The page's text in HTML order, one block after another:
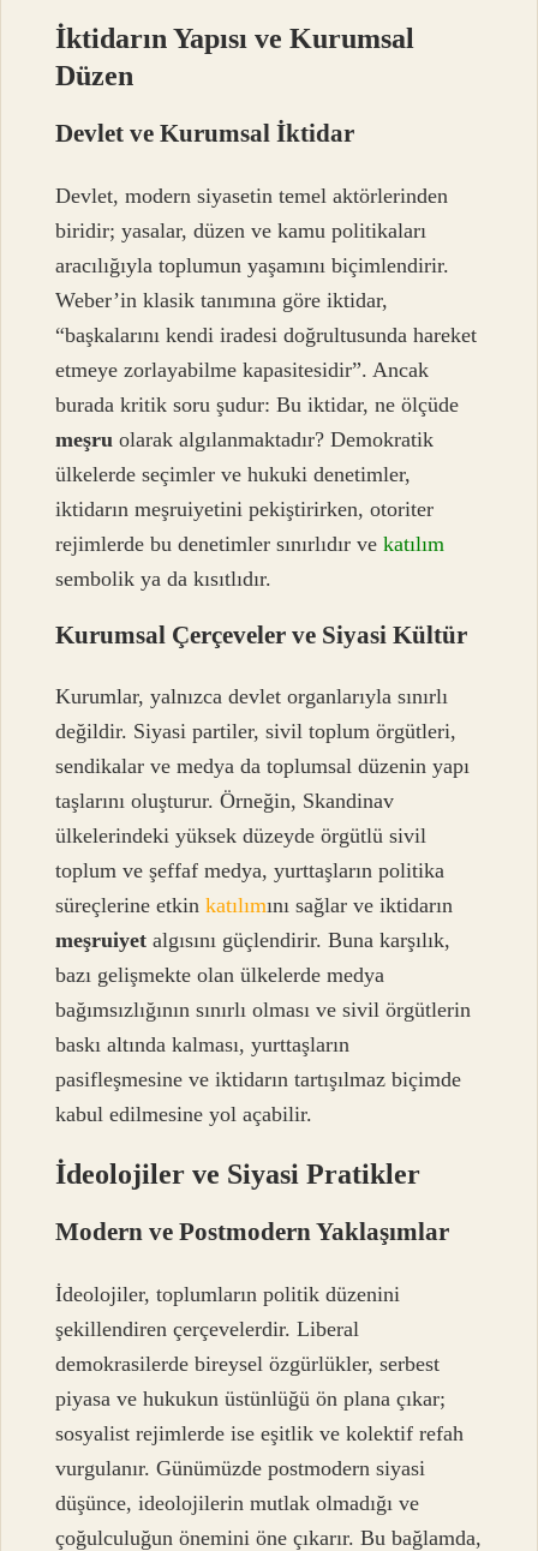
İktidarın Yapısı ve Kurumsal
Düzen
Devlet ve Kurumsal İktidar
Devlet, modern siyasetin temel aktörlerinden
biridir; yasalar, düzen ve kamu politikaları
aracılığıyla toplumun yaşamını biçimlendirir.
Weber’in klasik tanımına göre iktidar,
“başkalarını kendi iradesi doğrultusunda hareket
etmeye zorlayabilme kapasitesidir”. Ancak
burada kritik soru şudur: Bu iktidar, ne ölçüde
meşru olarak algılanmaktadır? Demokratik
ülkelerde seçimler ve hukuki denetimler,
iktidarın meşruiyetini pekiştirirken, otoriter
rejimlerde bu denetimler sınırlıdır vekatılım
sembolik ya da kısıtlıdır.
Kurumsal Çerçeveler ve Siyasi Kültür
Kurumlar, yalnızca devlet organlarıyla sınırlı
değildir. Siyasi partiler, sivil toplum örgütleri,
sendikalar ve medya da toplumsal düzenin yapı
taşlarını oluşturur. Örneğin, Skandinav
ülkelerindeki yüksek düzeyde örgütlü sivil
toplum ve şeffaf medya, yurttaşların politika
süreçlerine etkinkatılımını sağlar ve iktidarın
meşruiyet algısını güçlendirir. Buna karşılık,
bazı gelişmekte olan ülkelerde medya
bağımsızlığının sınırlı olması ve sivil örgütlerin
baskı altında kalması, yurttaşların
pasifleşmesine ve iktidarın tartışılmaz biçimde
kabul edilmesine yol açabilir.
İdeolojiler ve Siyasi Pratikler
Modern ve Postmodern Yaklaşımlar
İdeolojiler, toplumların politik düzenini
şekillendiren çerçevelerdir. Liberal
demokrasilerde bireysel özgürlükler, serbest
piyasa ve hukukun üstünlüğü ön plana çıkar;
sosyalist rejimlerde ise eşitlik ve kolektif refah
vurgulanır. Günümüzde postmodern siyasi
düşünce, ideolojilerin mutlak olmadığı ve
çoğulculuğun önemini öne çıkarır. Bu bağlamda,